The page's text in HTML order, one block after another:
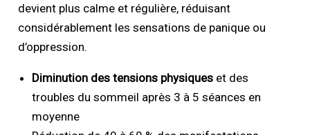
devient plus calme et régulière, réduisant
considérablement les sensations de panique ou
d’oppression.
Diminution des tensions physiques et des
troubles du sommeil après 3 à 5 séances en
moyenne